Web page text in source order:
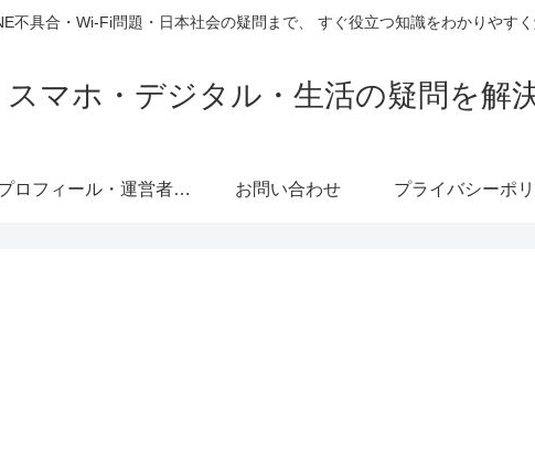
不具合・Wi-Fi問題・日本社会の疑問まで、 すぐ役立つ知識をわかりやす
マホ・デジタル・生活の疑問を解
プロフィール・運営者情報 お問い合わせ プライバシーポ